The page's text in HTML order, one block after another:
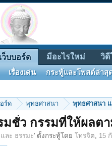
ร์ด พุทธศาสนา พุทธศาสนา
มชั่ว กรรมที่ให้ผลต
ละ ธรรมะ' ตั้งกระทู้โดย โทรจิต, 15
เว็บบอร์ด
เรื่องเด่น กระทู้และโพสต์ล่าสุ
มีอะไรใหม่ วิดี